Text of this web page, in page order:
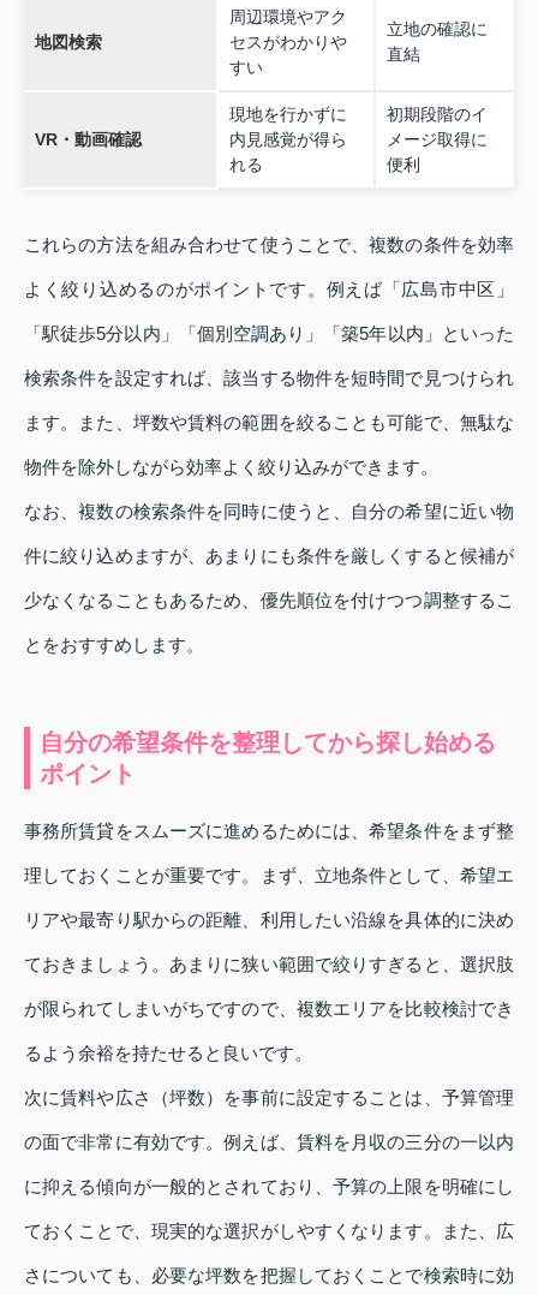
地図検索
周辺環境やアク
セスがわかりや
すい
立地の確認に
直結
VR・動画確認
現地を行かずに
内見感覚が得ら
れる
初期段階のイ
メージ取得に
便利
これらの方法を組み合わせて使うことで、複数の条件を効率
よく絞り込めるのがポイントです。例えば「広島市中区」
「駅徒歩5分以内」「個別空調あり」「築5年以内」といった
検索条件を設定すれば、該当する物件を短時間で見つけられ
ます。また、坪数や賃料の範囲を絞ることも可能で、無駄な
物件を除外しながら効率よく絞り込みができます。
なお、複数の検索条件を同時に使うと、自分の希望に近い物
件に絞り込めますが、あまりにも条件を厳しくすると候補が
少なくなることもあるため、優先順位を付けつつ調整するこ
とをおすすめします。
自分の希望条件を整理してから探し始める
ポイント
事務所賃貸をスムーズに進めるためには、希望条件をまず整
理しておくことが重要です。まず、立地条件として、希望エ
リアや最寄り駅からの距離、利用したい沿線を具体的に決め
ておきましょう。あまりに狭い範囲で絞りすぎると、選択肢
が限られてしまいがちですので、複数エリアを比較検討でき
るよう余裕を持たせると良いです。
次に賃料や広さ（坪数）を事前に設定することは、予算管理
の面で非常に有効です。例えば、賃料を月収の三分の一以内
に抑える傾向が一般的とされており、予算の上限を明確にし
ておくことで、現実的な選択がしやすくなります。また、広
さについても、必要な坪数を把握しておくことで検索時に効